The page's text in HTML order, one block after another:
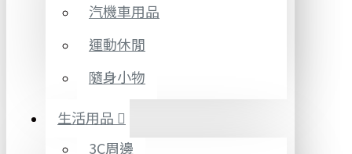
汽機車用品
運動休閒
隨身小物
生活用品
3C周邊